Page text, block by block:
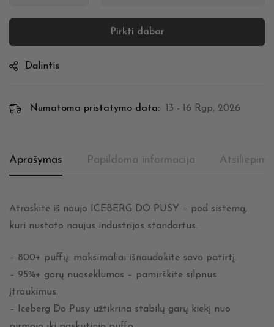
Pirkti dabar
Dalintis
Numatoma pristatymo data: 13 - 16 Rgp, 2026
Aprašymas Papildoma informacija
Atraskite iš naujo ICEBERG DO PUSY – pod sistemą,
kuri nustato naujus industrijos standartus.
– 800+ puffų: maksimaliai išnaudokite savo patirtį.
– 95%+ garų nuoseklumas – pamirškite silpnus
įtraukimus.
– Iceberg Do Pusy užtikrina stabilų garų kiekį nuo